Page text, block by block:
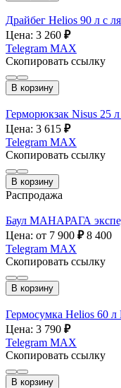
Драйбег Helios 90 л с
Цена: 3 260 ₽
Telegram MAX
Скопировать ссылку
В корзину
Герморюкзак Nisus 25
Цена: 3 615 ₽
Telegram MAX
Скопировать ссылку
В корзину
Распродажа
Баул МАНАРАГА
Цена: от 7 900 ₽ 8 400
Telegram MAX
Скопировать ссылку
В корзину
Гермосумка Helios 60
Цена: 3 790 ₽
Telegram MAX
Скопировать ссылку
В корзину